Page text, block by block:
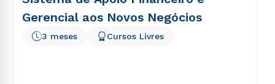
Gerencial aos Novos Negócios
3 meses Cursos Livres